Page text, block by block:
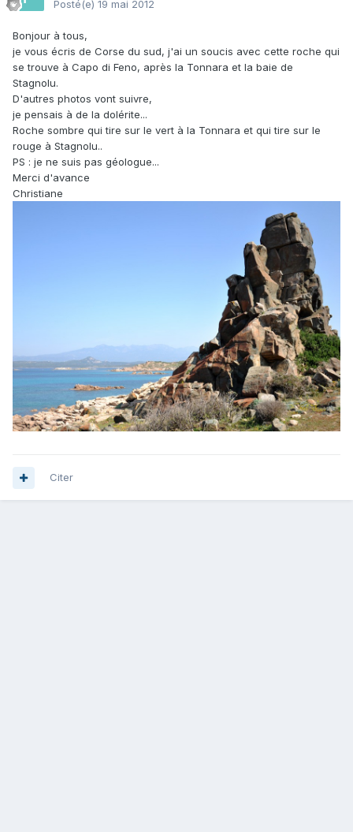
Posté(e) 19 mai 2012
Bonjour à tous,
je vous écris de Corse du sud, j'ai un soucis avec cette roche qui
se trouve à Capo di Feno, après la Tonnara et la baie de
Stagnolu.
D'autres photos vont suivre,
je pensais à de la dolérite...
Roche sombre qui tire sur le vert à la Tonnara et qui tire sur le
rouge à Stagnolu..
PS : je ne suis pas géologue...
Merci d'avance
Christiane
Citer